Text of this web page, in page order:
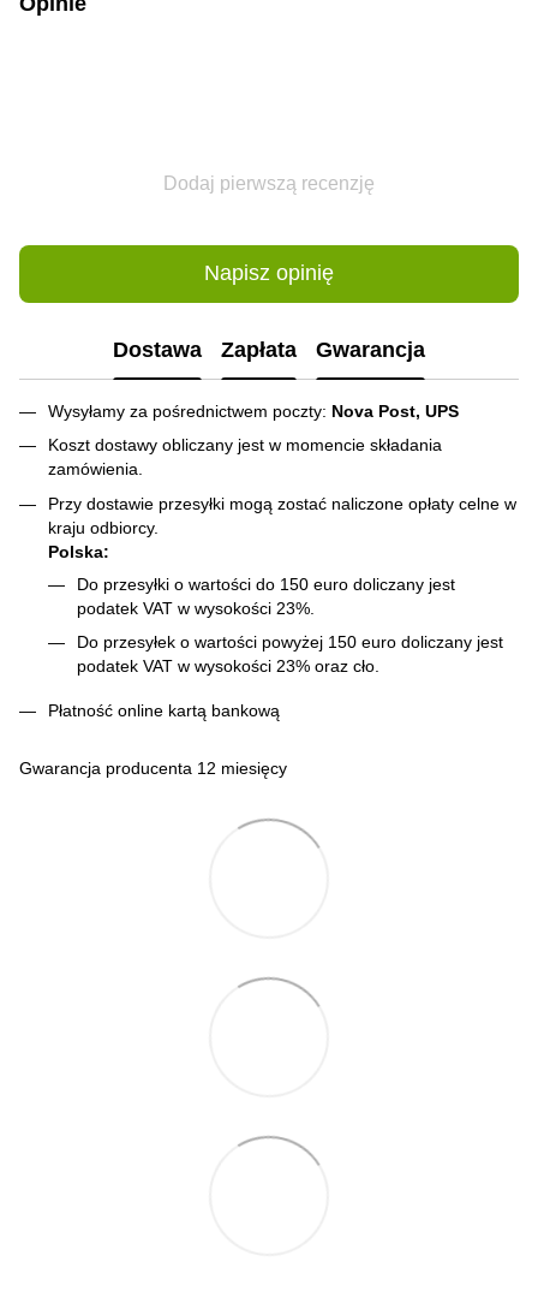
Dodaj pierwszą recenzję
Napisz opinię
Dostawa Zapłata Gwarancja
Wysyłamy za pośrednictwem poczty: Nova Post, UPS
Koszt dostawy obliczany jest w momencie składania
zamówienia.
Przy dostawie przesyłki mogą zostać naliczone opłaty celne w
kraju odbiorcy.
Polska:
Do przesyłki o wartości do 150 euro doliczany jest
podatek VAT w wysokości 23%.
Do przesyłek o wartości powyżej 150 euro doliczany jest
podatek VAT w wysokości 23% oraz cło.
Płatność online kartą bankową
Gwarancja producenta 12 miesięcy